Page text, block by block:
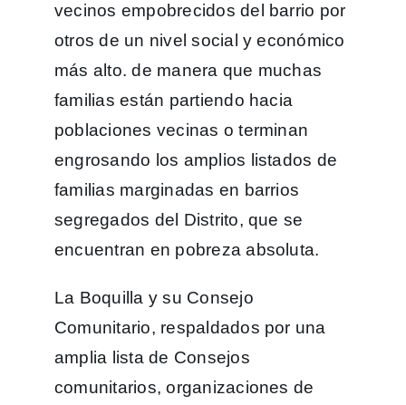
vecinos empobrecidos del barrio por
otros de un nivel social y económico
más alto. de manera que muchas
familias están partiendo hacia
poblaciones vecinas o terminan
engrosando los amplios listados de
familias marginadas en barrios
segregados del Distrito, que se
encuentran en pobreza absoluta.
La Boquilla y su Consejo
Comunitario, respaldados por una
amplia lista de Consejos
comunitarios, organizaciones de